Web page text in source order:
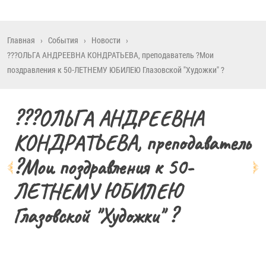
Главная › События › Новости ›
???ОЛЬГА АНДРЕЕВНА КОНДРАТЬЕВА, преподаватель ?Мои
поздравления к 50-ЛЕТНЕМУ ЮБИЛЕЮ Глазовской "Художки" ?
???ОЛЬГА АНДРЕЕВНА
КОНДРАТЬЕВА, преподаватель
?Мои поздравления к 50-
ЛЕТНЕМУ ЮБИЛЕЮ
Глазовской "Художки" ?